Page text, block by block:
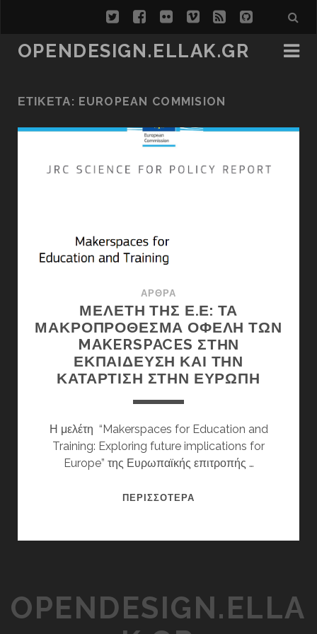
twitterfacebook
flickrvimeo
rss github
OPENDESIGN.ELLAK.GR
ΕΤΙΚΈΤΑ: EUROPEAN COMMISION
ΆΡΘΡΑ
ΜΕΛΈΤΗ ΤΗΣ Ε.Ε: ΤΑ
ΜΑΚΡΟΠΡΌΘΕΣΜΑ ΟΦΈΛΗ ΤΩΝ
MAKERSPACES ΣΤΗΝ
ΕΚΠΑΊΔΕΥΣΗ ΚΑΙ ΤΗΝ
ΚΑΤΆΡΤΙΣΗ ΣΤΗΝ ΕΥΡΏΠΗ
Η μελέτη “Makerspaces for Education and
Training: Exploring future implications for
Europe” της Ευρωπαϊκής επιτροπής …
ΠΕΡΙΣΣΌΤΕΡΑ
ΤΩΝ
MAKERSPACES
OPENDESIGN.ELLA